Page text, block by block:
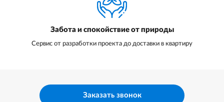
Забота и спокойствие от природы
Сервис от разработки проекта до доставки в квартиру
Заказать звонок